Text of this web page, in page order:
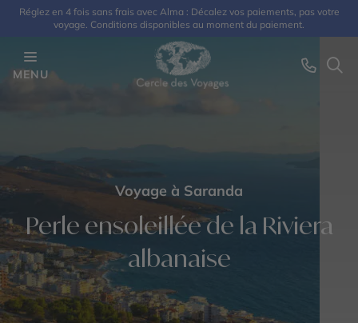
Réglez en 4 fois sans frais avec Alma : Décalez vos paiements, pas votre
voyage. Conditions disponibles au moment du paiement.
MENU
Voyage à Saranda
Perle ensoleillée de la Riviera
albanaise